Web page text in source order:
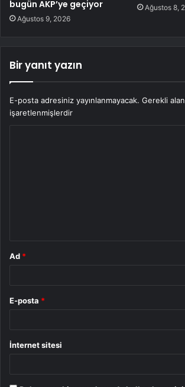
bugün AKP’ye geçiyor
Ağustos 9, 2026
Ağustos 8,
Bir yanıt yazın
E-posta adresiniz yayınlanmayacak. Gerekli
işaretlenmişlerdir
Ad *
E-posta *
İnternet sitesi